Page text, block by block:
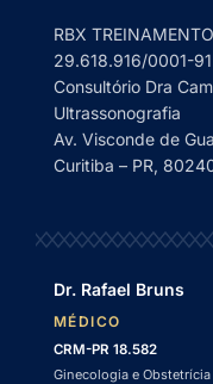
RBX
29.618.916/0001-91
Consultório Dra
Ultrassonografia
Av. Visconde de
Curitiba – PR,
Dr. Rafael Bruns
MÉDICO
CRM-PR 18.582
Ginecologia e Obstetrícia